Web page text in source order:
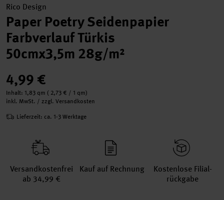
Rico Design
Paper Poetry Seidenpapier
Farbverlauf Türkis
50cmx3,5m 28g/m²
4,99 €
Inhalt: 1,83 qm ( 2,73 € / 1 qm)
inkl. MwSt. / zzgl. Versandkosten
Lieferzeit: ca. 1-3 Werktage
Versand­kosten­frei
ab 34,99 €
Kauf auf Rechnung
Kosten­lose Filial­
rückgabe